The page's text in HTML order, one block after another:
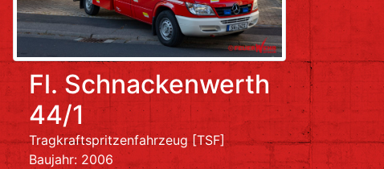
Fl. Schnackenwerth
44/1
Tragkraftspritzenfahrzeug [TSF]
Baujahr: 2006